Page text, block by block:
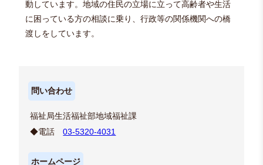
動しています。地域の住民の立場に立って高齢者や生活
に困っている方の相談に乗り、行政等の関係機関への橋
渡しをしています。
問い合わせ
福祉局生活福祉部地域福祉課
◆電話03-5320-4031
ホームページ